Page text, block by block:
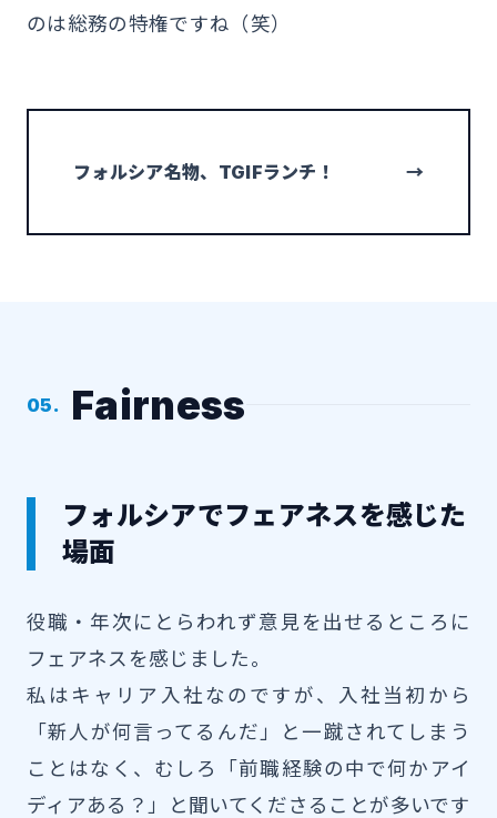
のは総務の特権ですね（笑）
フォルシア名物、TGIFランチ！ →
05. Fairness
フォルシアでフェアネスを感じた
場面
役職・年次にとらわれず意見を出せるところに
フェアネスを感じました。
私はキャリア入社なのですが、入社当初から
「新人が何言ってるんだ」と一蹴されてしまう
ことはなく、むしろ「前職経験の中で何かアイ
ディアある？」と聞いてくださることが多いです